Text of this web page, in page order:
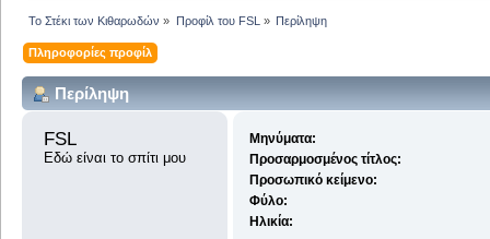
Το Στέκι των Κιθαρωδών » Προφίλ του FSL » Περίληψη
Πληροφορίες προφίλ
Περίληψη
FSL
Εδώ είναι το σπίτι μου
Μηνύματα:
Προσαρμοσμένος τίτλος:
Προσωπικό κείμενο:
Φύλο:
Ηλικία: